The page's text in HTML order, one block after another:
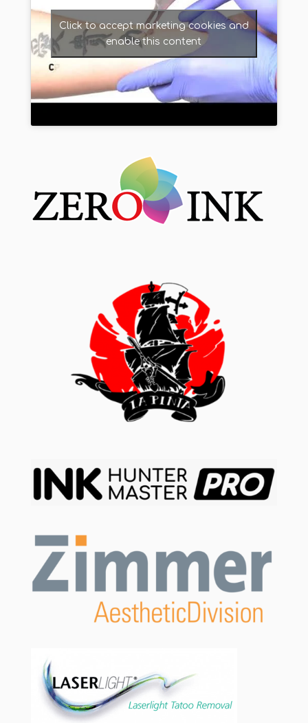
Click to accept marketing cookies and
enable this content